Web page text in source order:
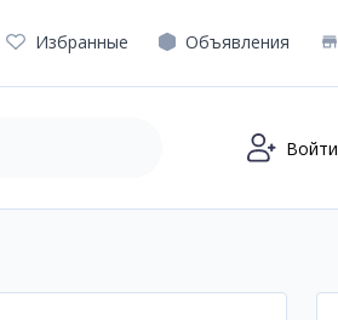
Избранные Объявления
Войти